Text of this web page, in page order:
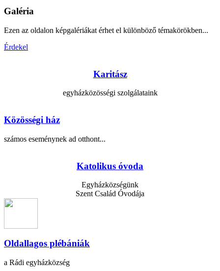
Galéria
Ezen az oldalon képgalériákat érhet el különböző témakörökben...
Érdekel
Karitász
egyházközösségi szolgálataink
Közösségi ház
számos eseménynek ad otthont...
Katolikus óvoda
Egyházközségünk
Szent Család Óvodája
Oldallagos plébániák
a Rádi egyházközség